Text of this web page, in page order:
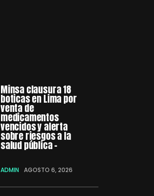
Minsa clausura 18
boticas en Lima por
venta de
medicamentos
vencidos y alerta
sobre riesgos a la
salud pública –
ADMIN AGOSTO 6, 2026